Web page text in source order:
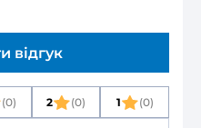
відгук
(0) 2 (0) 1 (0)